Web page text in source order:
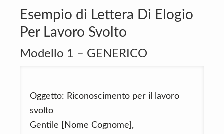
Esempio di Lettera Di Elogio
Per Lavoro Svolto
Modello 1 – GENERICO
Oggetto: Riconoscimento per il lavoro
svolto
Gentile [Nome Cognome],